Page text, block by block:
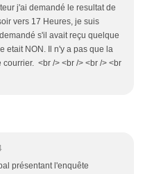
j'ai demandé le resultat de
vers 17 Heures, je suis
s'il avait reçu quelque
etait NON. Il n'y a pas que la
<br /> <br /> <br /> <br
présentant l'enquête